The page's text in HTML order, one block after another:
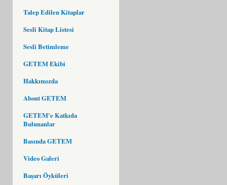
Talep Edilen Kitaplar
Sesli Kitap Listesi
Sesli Betimleme
GETEM Ekibi
Hakkımızda
About GETEM
GETEM'e Katkıda
Bulunanlar
Basında GETEM
Video Galeri
Başarı Öyküleri